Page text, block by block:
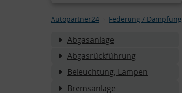
Autopartner24 Federung / Dämpfung
Abgasanlage
Abgasrückführung
Beleuchtung, Lampen
Bremsanlage